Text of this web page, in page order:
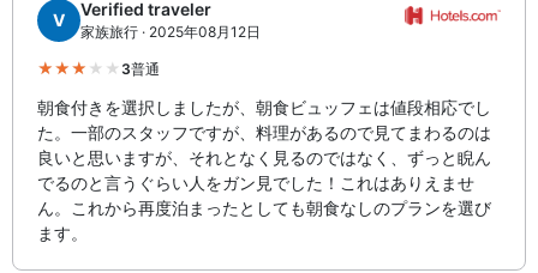
V
Verified traveler
家族旅行 · 2025年08月12日
3普通
朝食付きを選択しましたが、朝食ビュッフェは値段相応でし
た。一部のスタッフですが、料理があるので見てまわるのは
良いと思いますが、それとなく見るのではなく、ずっと睨ん
でるのと言うぐらい人をガン見でした！これはありえませ
ん。これから再度泊まったとしても朝食なしのプランを選び
ます。